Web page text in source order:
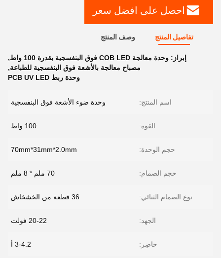
احصل على افضل سعر
تفاصيل المنتج وصف المنتج
إبراز: وحدة معالجة COB LED فوق البنفسجية بقدرة 100 واط
,
مصباح معالجة بالأشعة فوق البنفسجية للطباعة,
وحدة ربط PCB UV LED
اسم المنتج: وحدة ضوء الأشعة فوق البنفسجية
القوة: 100 واط
حجم الوحدة: 70mm*31mm*2.0mm
حجم الصمام: 70 ملم * 8 ملم
نوع الصمام الثنائي: 36 قطعة من الخشخاش
الجهد: 20-22 فولت
حاضِر: 3-4.2 أ